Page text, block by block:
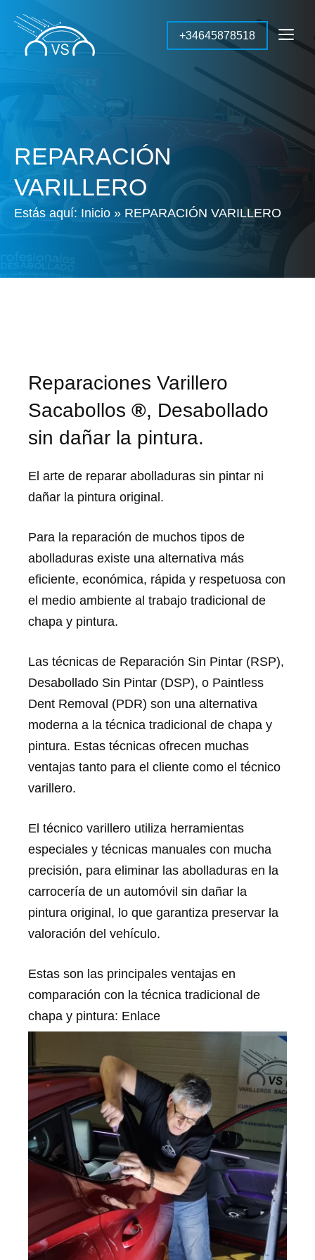
contenido
+34645878518
REPARACIÓN
VARILLERO
Estás aquí: Inicio » REPARACIÓN VARILLERO
Reparaciones Varillero
Sacabollos ®, Desabollado
sin dañar la pintura.
El arte de reparar abolladuras sin pintar ni
dañar la pintura original.
Para la reparación de muchos tipos de
abolladuras existe una alternativa más
eficiente, económica, rápida y respetuosa con
el medio ambiente al trabajo tradicional de
chapa y pintura.
Las técnicas de Reparación Sin Pintar (RSP),
Desabollado Sin Pintar (DSP), o Paintless
Dent Removal (PDR) son una alternativa
moderna a la técnica tradicional de chapa y
pintura. Estas técnicas ofrecen muchas
ventajas tanto para el cliente como el técnico
varillero.
El técnico varillero utiliza herramientas
especiales y técnicas manuales con mucha
precisión, para eliminar las abolladuras en la
carrocería de un automóvil sin dañar la
pintura original, lo que garantiza preservar la
valoración del vehículo.
Estas son las principales ventajas en
comparación con la técnica tradicional de
chapa y pintura: Enlace